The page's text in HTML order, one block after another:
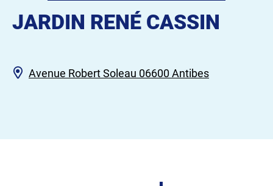
JARDIN RENÉ CASSIN
Avenue Robert Soleau 06600 Antibes